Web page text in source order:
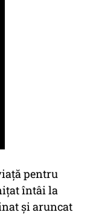
pentru
întâi la
și aruncat